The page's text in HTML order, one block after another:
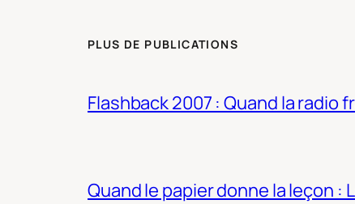
PLUS DE PUBLICATIONS
Flashback 2007 : Quand la
Quand le papier donne la leçon :